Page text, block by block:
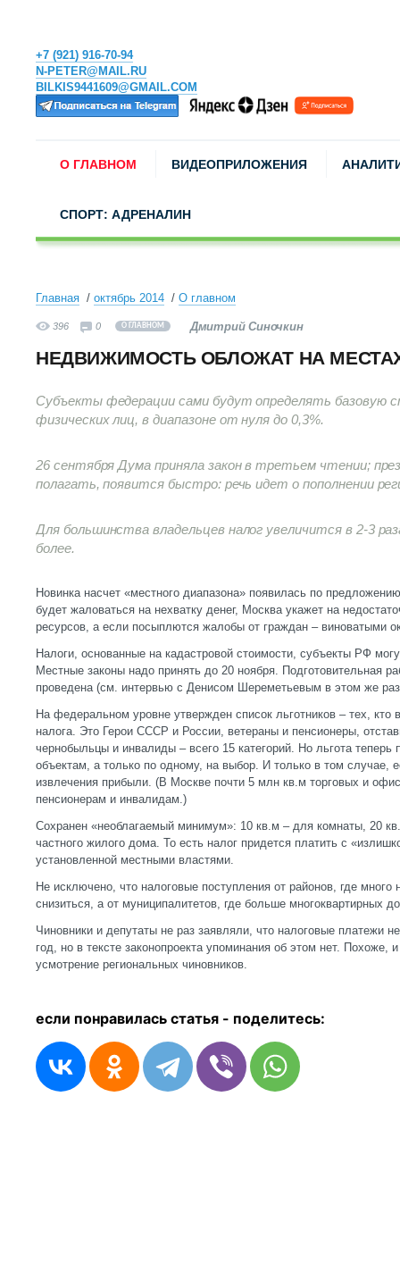
+7 (921) 916-70-94
N-PETER@MAIL.RU
BILKIS9441609@GMAIL.COM
О ГЛАВНОМ ВИДЕОПРИЛОЖЕНИЯ
СПОРТ: АДРЕНАЛИН
Главная октябрь 2014 О главном
396 0 О ГЛАВНОМ Дмитрий Синочкин
НЕДВИЖИМОСТЬ ОБЛОЖАТ НА
Субъекты федерации сами будут определять базовую
физических лиц, в диапазоне от нуля до 0,3%.
26 сентября Дума приняла закон в третьем чтении;
полагать, появится быстро: речь идет о пополнении
Для большинства владельцев налог увеличится в 2-3
более.
Новинка насчет «местного диапазона» появилась по
будет жаловаться на нехватку денег, Москва укажет на
ресурсов, а если посыплются жалобы от граждан – виноватыми
Налоги, основанные на кадастровой стоимости, субъекты РФ
Местные законы надо принять до 20 ноября. Подготовительная
проведена (см. интервью с Денисом Шереметьевым в этом же
На федеральном уровне утвержден список льготников – тех,
налога. Это Герои СССР и России, ветераны и пенсионеры,
чернобыльцы и инвалиды – всего 15 категорий. Но льгота теперь
объектам, а только по одному, на выбор. И только в том случае,
извлечения прибыли. (В Москве почти 5 млн кв.м торговых и
пенсионерам и инвалидам.)
Сохранен «необлагаемый минимум»: 10 кв.м – для комнаты, 20
частного жилого дома. То есть налог придется платить с
установленной местными властями.
Не исключено, что налоговые поступления от районов, где
снизиться, а от муниципалитетов, где больше многоквартирных
Чиновники и депутаты не раз заявляли, что налоговые платежи
год, но в тексте законопроекта упоминания об этом нет. Похоже,
усмотрение региональных чиновников.
если понравилась статья - поделитесь: